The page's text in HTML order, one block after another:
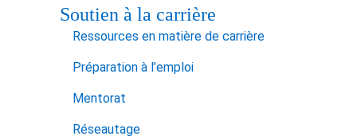
Soutien à la carrière
Ressources en matière de carrière
Préparation à l’emploi
Mentorat
Réseautage